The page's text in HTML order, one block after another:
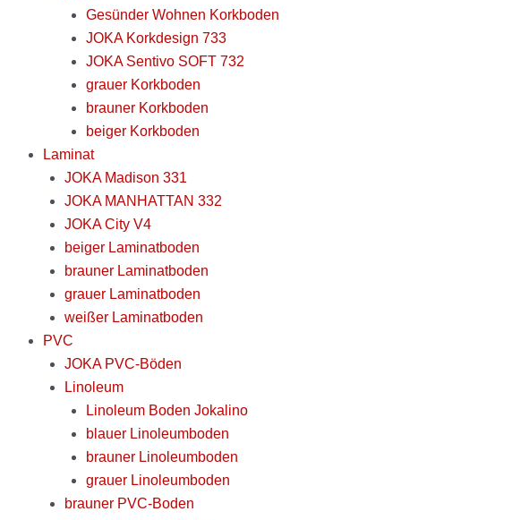
Gesünder Wohnen Korkboden
JOKA Korkdesign 733
JOKA Sentivo SOFT 732
grauer Korkboden
brauner Korkboden
beiger Korkboden
Laminat
JOKA Madison 331
JOKA MANHATTAN 332
JOKA City V4
beiger Laminatboden
brauner Laminatboden
grauer Laminatboden
weißer Laminatboden
PVC
JOKA PVC-Böden
Linoleum
Linoleum Boden Jokalino
blauer Linoleumboden
brauner Linoleumboden
grauer Linoleumboden
brauner PVC-Boden